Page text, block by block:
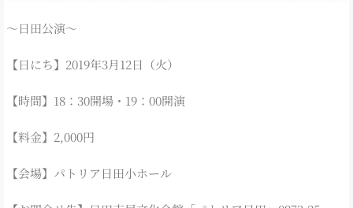
～日田公演～
【日にち】2019年3月12日（火）
【時間】18：30開場・19：00開演
【料金】2,000円
【会場】パトリア日田小ホール